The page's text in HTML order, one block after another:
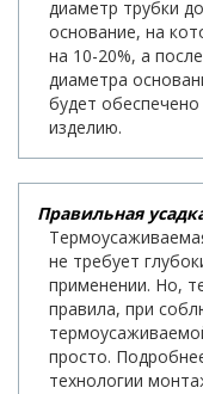
диаметр трубки
основание, на
на 10-20%, а
диаметра
будет
изделию.
Правильная
не требует
применении. Но,
правила, при
просто.
технологии